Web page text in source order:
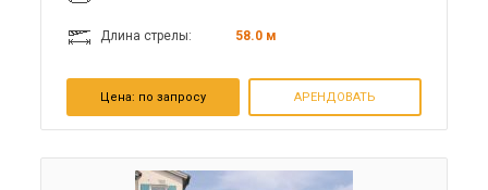
Длина стрелы: 58.0 м
Цена: по запросу АРЕНДОВАТЬ